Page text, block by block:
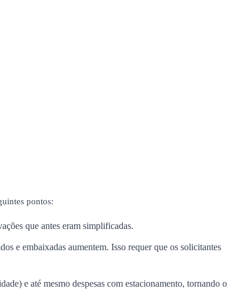
pontos:
que antes eram simplificadas.
e embaixadas aumentem. Isso requer que os solicitantes
e até mesmo despesas com estacionamento, tornando o